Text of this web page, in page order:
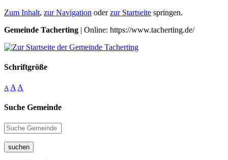
Zum Inhalt, zur Navigation oderzur Startseite springen.
Gemeinde Tacherting | Online: https://www.tacherting.de/
Schriftgröße
A A A
Suche Gemeinde
suchen